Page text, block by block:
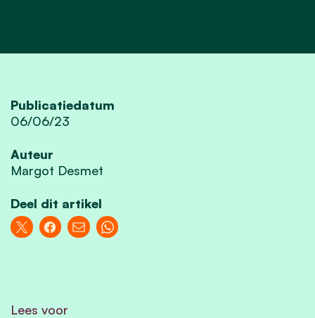
Publicatiedatum
06/06/23
Auteur
Margot Desmet
Deel dit artikel
Lees voor